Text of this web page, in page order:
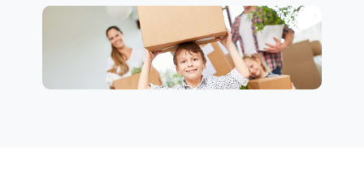
Feldkirch
Expressumzug
Tragehilfe